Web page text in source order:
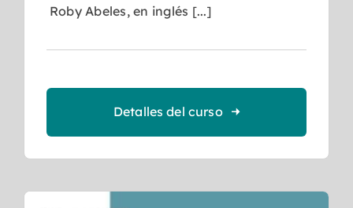
Roby Abeles, en inglés [...]
Detalles del curso